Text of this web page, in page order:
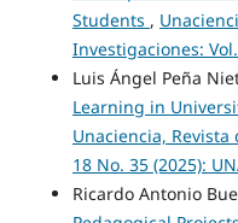
Students ,
Investigaciones:
Luis Ángel Peña
Learning in
Unaciencia,
18 No. 35 (2025):
Ricardo Antonio